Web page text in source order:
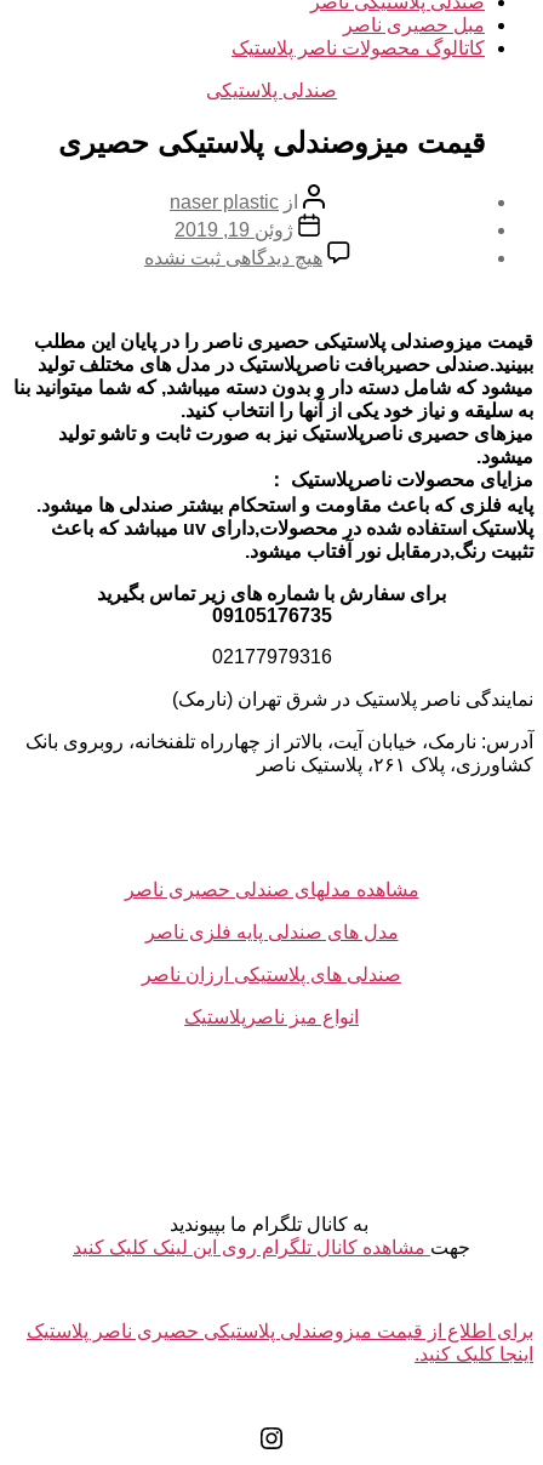
مبل حصیری ناصر
کاتالوگ محصولات ناصر پلاستیک
دسته‌ها
صندلی پلاستیکی
قیمت میزوصندلی پلاستیکی حصیری
نویسنده
نوشته
از naser plastic
تاریخ
نوشته
ژوئن 19, 2019
هیچ دیدگاهی برای
حصیری
ثبت نشده
قیمت میزوصندلی پلاستیکی حصیری ناصر را در پایان این مطلب
ببینید.صندلی حصیربافت ناصرپلاستیک در مدل های مختلف تولید
میشود که شامل دسته دار و بدون دسته میباشد, که شما میتوانید بنا
به سلیقه و نیاز خود یکی از آنها را انتخاب کنید.
میزهای حصیری ناصرپلاستیک نیز به صورت ثابت و تاشو تولید
میشود.
مزایای محصولات ناصرپلاستیک ：
پایه فلزی که باعث مقاومت و استحکام بیشتر صندلی ها میشود.
پلاستیک استفاده شده در محصولات,دارای uv میباشد که باعث
تثبیت رنگ,درمقابل نور آفتاب میشود.
برای سفارش با شماره های زیر تماس بگیرید
09105176735
02177979316
نمایندگی ناصر پلاستیک در شرق تهران (نارمک)
آدرس: نارمک، خیابان آیت، بالاتر از چهارراه تلفنخانه، روبروی بانک
کشاورزی، پلاک ۲۶۱، پلاستیک ناصر
مشاهده مدلهای صندلی حصیری ناصر
مدل های صندلی پایه فلزی ناصر
صندلی های پلاستیکی ارزان ناصر
انواع میز ناصرپلاستیک
به کانال تلگرام ما بپیوندید
جهت مشاهده کانال تلگرام روی این لینک کلیک کنید
برای اطلاع از قیمت میزوصندلی پلاستیکی حصیری ناصر پلاستیک
اینجا کلیک کنید.
اینستاگرم